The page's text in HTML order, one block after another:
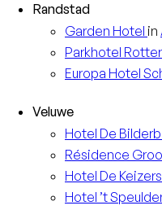
Randstad
Garden Hotel in
Parkhotel
Europa Hotel
Veluwe
Hotel De
Résidence
Hotel De
Hotel ’t